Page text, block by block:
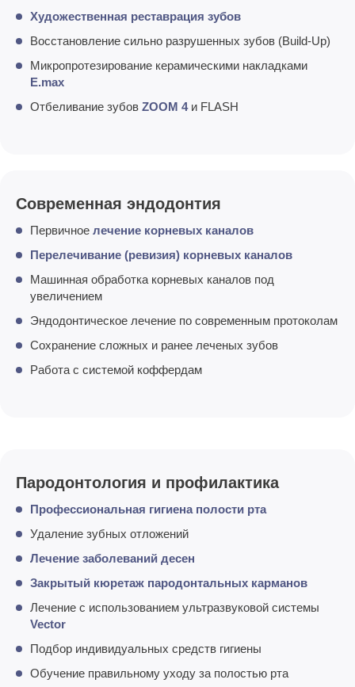
Художественная реставрация зубов
Восстановление сильно разрушенных зубов (Build-Up)
Микропротезирование керамическими накладками
E.max
Отбеливание зубов ZOOM 4и FLASH
Современная эндодонтия
Первичное лечение корневых каналов
Перелечивание (ревизия) корневых каналов
Машинная обработка корневых каналов под
увеличением
Эндодонтическое лечение по современным протоколам
Сохранение сложных и ранее леченых зубов
Работа с системой коффердам
Пародонтология и профилактика
Профессиональная гигиена полости рта
Удаление зубных отложений
Лечение заболеваний десен
Закрытый кюретаж пародонтальных карманов
Лечение с использованием ультразвуковой системы
Vector
Подбор индивидуальных средств гигиены
Обучение правильному уходу за полостью рта